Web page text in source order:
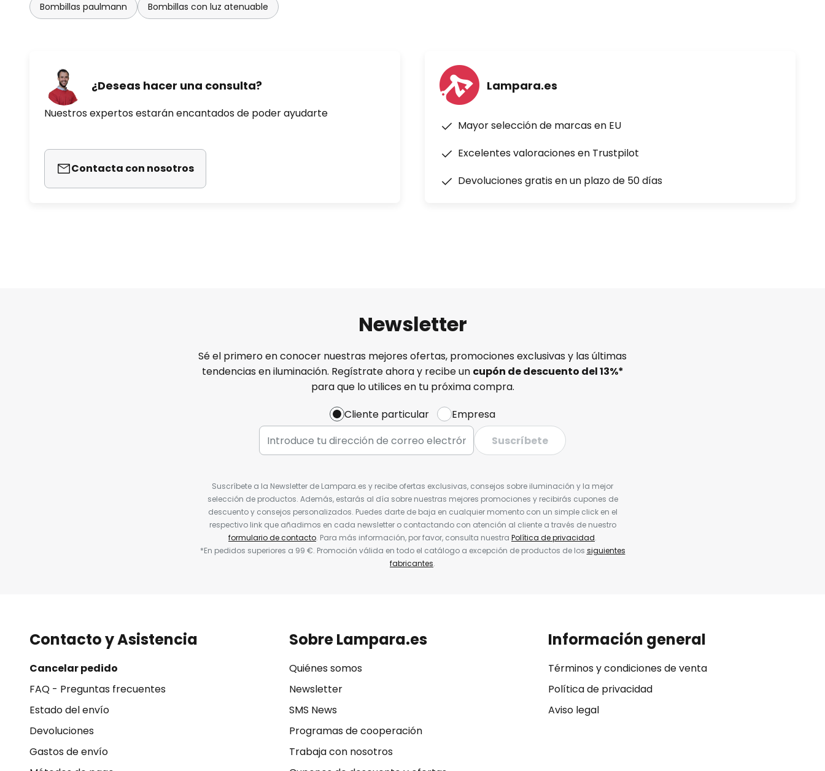
Bombillas paulmann Bombillas con luz atenuable
¿Deseas hacer una consulta?
Nuestros expertos estarán encantados de poder ayudarte
Contacta con nosotros
Lampara.es
Mayor selección de marcas en EU
Excelentes valoraciones en Trustpilot
Devoluciones gratis en un plazo de 50 días
Newsletter
Sé el primero en conocer nuestras mejores ofertas, promociones exclusivas y las últimas
tendencias en iluminación. Regístrate ahora y recibe un cupón de descuento del13%*
para que lo utilices en tu próxima compra.
Cliente particular
Empresa
Suscríbete
Suscríbete a la Newsletter de Lampara.es y recibe ofertas exclusivas, consejos sobre iluminación y la mejor
selección de productos. Además, estarás al día sobre nuestras mejores promociones y recibirás cupones de
descuento y consejos personalizados. Puedes darte de baja en cualquier momento con un simple click en el
respectivo link que añadimos en cada newsletter o contactando con atención al cliente a través de nuestro
formulario de contacto. Para más información, por favor, consulta nuestra Política de privacidad.
*En pedidos superiores a 99 €. Promoción válida en todo el catálogo a excepción de productos de los siguientes
fabricantes.
Contacto y Asistencia
Cancelar pedido
FAQ - Preguntas frecuentes
Estado del envío
Devoluciones
Gastos de envío
Sobre Lampara.es
Quiénes somos
Newsletter
SMS News
Programas de cooperación
Trabaja con nosotros
Información general
Términos y condiciones de venta
Política de privacidad
Aviso legal